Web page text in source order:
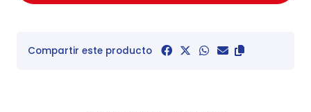
Compartir este producto